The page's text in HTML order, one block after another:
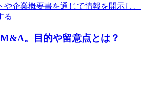
企業概要書を通じて情報を開示し、
る
。目的や留意点とは？